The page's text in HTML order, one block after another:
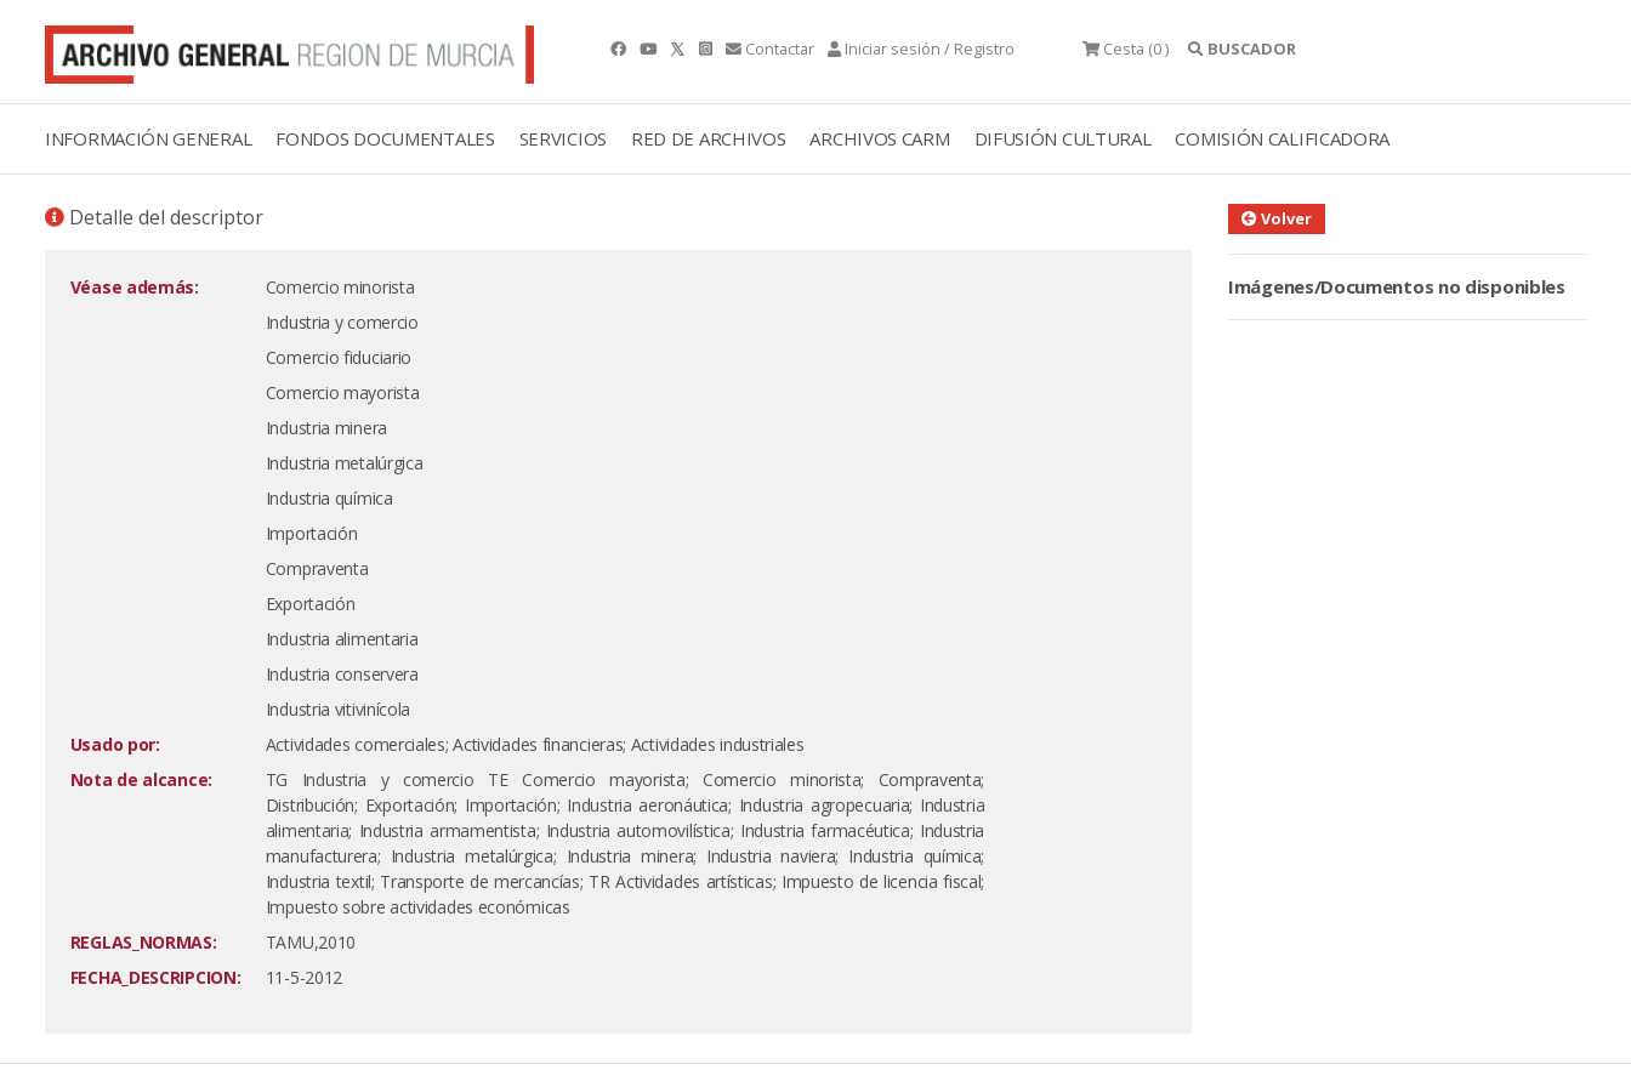
Contactar Iniciar sesión / Registro Cesta (0 ) BUSCADOR
INFORMACIÓN GENERAL FONDOS DOCUMENTALES SERVICIOS RED DE ARCHIVOS ARCHIVOS CARM DIFUSIÓN CULTURAL COMISIÓN CALIFICADORA
Detalle del descriptor
Véase además:
Comercio minorista
Industria y comercio
Comercio fiduciario
Comercio mayorista
Industria minera
Industria metalúrgica
Industria química
Importación
Compraventa
Exportación
Industria alimentaria
Industria conservera
Industria vitivinícola
Usado por:
Actividades comerciales; Actividades financieras; Actividades industriales
Nota de alcance:
TG Industria y comercio TE Comercio mayorista; Comercio minorista; Compraventa;
Distribución; Exportación; Importación; Industria aeronáutica; Industria agropecuaria; Industria
alimentaria; Industria armamentista; Industria automovilística; Industria farmacéutica; Industria
manufacturera; Industria metalúrgica; Industria minera; Industria naviera; Industria química;
Industria textil; Transporte de mercancías; TR Actividades artísticas; Impuesto de licencia fiscal;
Impuesto sobre actividades económicas
REGLAS_NORMAS:
TAMU,2010
FECHA_DESCRIPCION:
11-5-2012
Volver
Imágenes/Documentos no disponibles